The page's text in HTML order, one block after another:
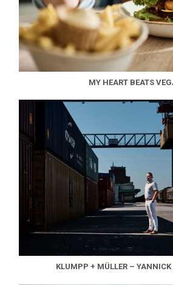
MY HEART BEATS
KLUMPP + MÜLLER –